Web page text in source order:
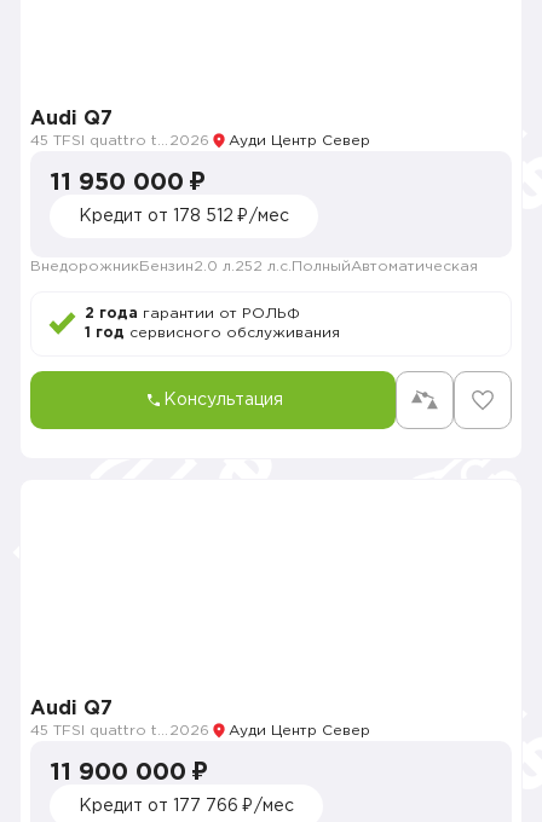
Audi Q7
2026 Ауди Центр Север
11 950 000 ₽
Кредит от 178 512 ₽/мес
Внедорожник Бензин2.0 л. 252 л.с. ПолныйАвтоматическая
2 года гарантии от РОЛЬФ
1 год сервисного обслуживания
Консультация
Audi Q7
2026 Ауди Центр Север
11 900 000 ₽
Кредит от 177 766 ₽/мес